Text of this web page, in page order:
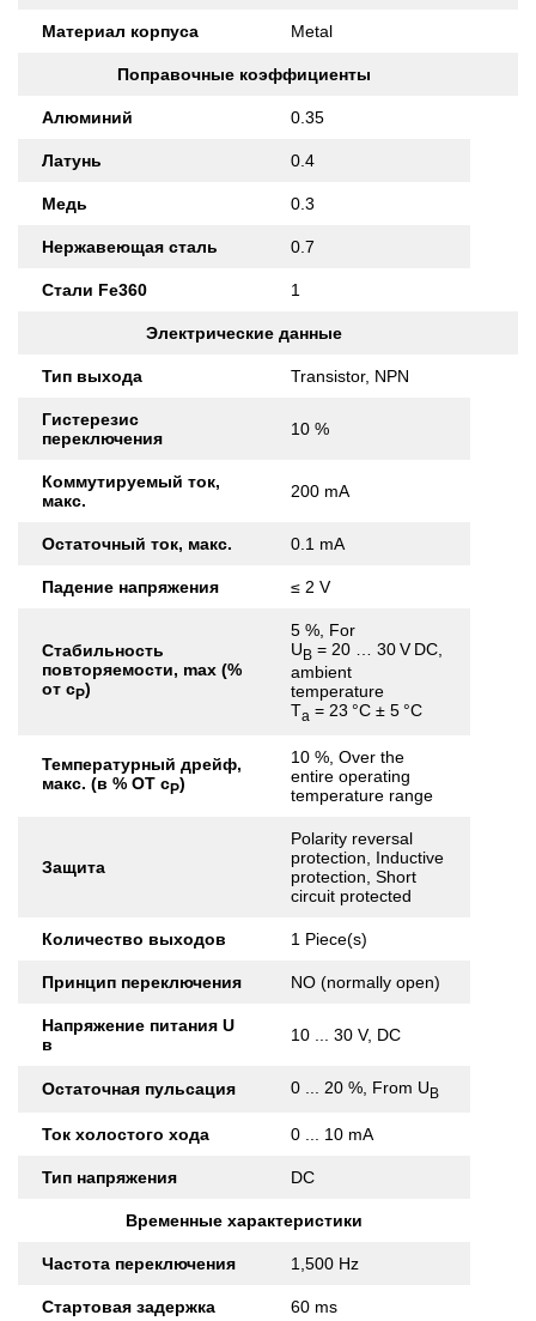
Материал корпуса Metal
Поправочные коэффициенты
Алюминий 0.35
Латунь 0.4
Медь 0.3
Нержавеющая сталь 0.7
Стали Fe360 1
Электрические данные
Тип выхода Transistor, NPN
Гистерезис
переключения
10 %
Коммутируемый ток,
макс.
200 mA
Остаточный ток, макс. 0.1 mA
Падение напряжения ≤ 2 V
Стабильность
повторяемости, max (%
от сР)
5 %, For
UB = 20 … 30 V DC,
ambient
temperature
Ta = 23 °C ± 5 °C
Температурный дрейф,
макс. (в % ОТ сР)
10 %, Over the
entire operating
temperature range
Защита
Polarity reversal
protection, Inductive
protection, Short
circuit protected
Количество выходов 1 Piece(s)
Принцип переключения NO (normally open)
Напряжение питания U
в
10 ... 30 V, DC
Остаточная пульсация 0 ... 20 %, From UB
Ток холостого хода 0 ... 10 mA
Тип напряжения DC
Временные характеристики
Частота переключения 1,500 Hz
Стартовая задержка 60 ms